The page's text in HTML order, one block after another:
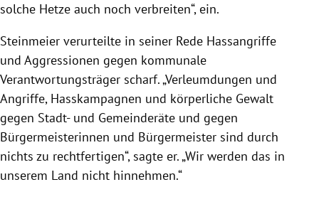
solche Hetze auch noch verbreiten“, ein.
Steinmeier verurteilte in seiner Rede Hassangriffe
und Aggressionen gegen kommunale
Verantwortungsträger scharf. „Verleumdungen und
Angriffe, Hasskampagnen und körperliche Gewalt
gegen Stadt- und Gemeinderäte und gegen
Bürgermeisterinnen und Bürgermeister sind durch
nichts zu rechtfertigen“, sagte er. „Wir werden das in
unserem Land nicht hinnehmen.“